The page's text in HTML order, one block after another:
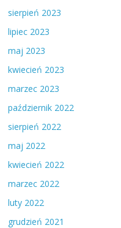
sierpień 2023
lipiec 2023
maj 2023
kwiecień 2023
marzec 2023
październik 2022
sierpień 2022
maj 2022
kwiecień 2022
marzec 2022
luty 2022
grudzień 2021